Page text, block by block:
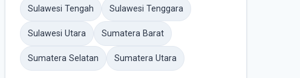
Sulawesi Tengah Sulawesi Tenggara
Sulawesi Utara Sumatera Barat
Sumatera Selatan Sumatera Utara